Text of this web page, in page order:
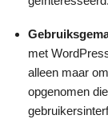
met
alleen maar
opgenomen